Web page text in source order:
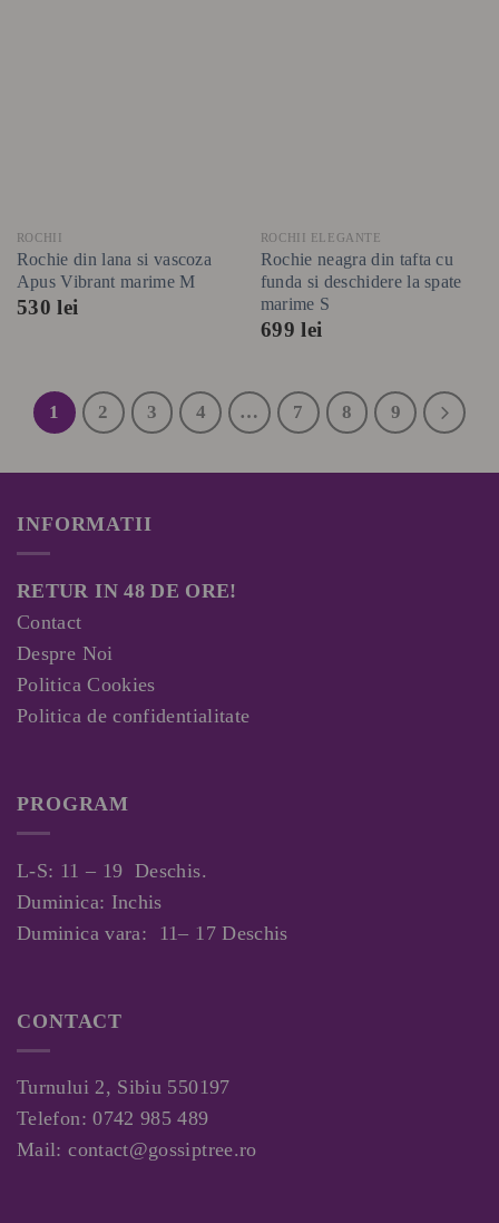
ROCHII
Rochie din lana si vascoza
Apus Vibrant marime M
530lei
ROCHII ELEGANTE
Rochie neagra din tafta cu
funda si deschidere la spate
marime S
699lei
1 2 3 4 … 7 8 9
INFORMATII
RETUR IN 48 DE ORE!
Contact
Despre Noi
Politica Cookies
Politica de confidentialitate
PROGRAM
L-S: 11 – 19 Deschis.
Duminica: Inchis
Duminica vara: 11– 17 Deschis
CONTACT
Turnului 2, Sibiu 550197
Telefon:0742 985 489
Mail:contact@gossiptree.ro